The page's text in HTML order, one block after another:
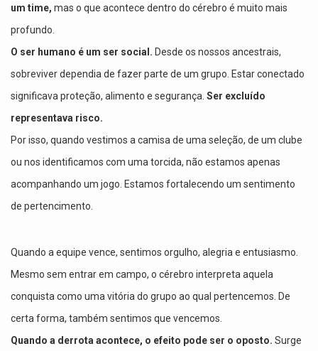
um time, mas o que acontece dentro do cérebro é muito mais
profundo.
O ser humano é um ser social. Desde os nossos ancestrais,
sobreviver dependia de fazer parte de um grupo. Estar conectado
significava proteção, alimento e segurança. Ser excluído
representava risco.
Por isso, quando vestimos a camisa de uma seleção, de um clube
ou nos identificamos com uma torcida, não estamos apenas
acompanhando um jogo. Estamos fortalecendo um sentimento
de pertencimento.
Quando a equipe vence, sentimos orgulho, alegria e entusiasmo.
Mesmo sem entrar em campo, o cérebro interpreta aquela
conquista como uma vitória do grupo ao qual pertencemos. De
certa forma, também sentimos que vencemos.
Quando a derrota acontece, o efeito pode ser o oposto. Surge